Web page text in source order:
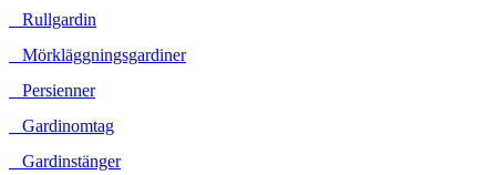
Rullgardin
Mörkläggningsgardiner
Persienner
Gardinomtag
Gardinstänger